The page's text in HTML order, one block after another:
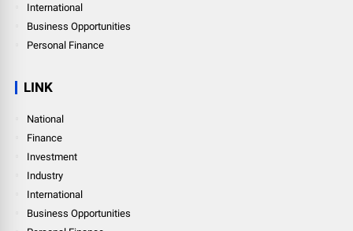
International
Business Opportunities
Personal Finance
LINK
National
Finance
Investment
Industry
International
Business Opportunities